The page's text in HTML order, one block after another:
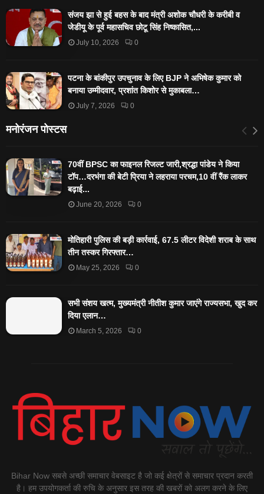
संजय झा से हुई बहस के बाद मंत्री अशोक चौधरी के करीबी व
जेडीयू के पूर्व महासचिव छोटू सिंह निष्कासित,...
July 10, 2026 0
पटना के बांकीपुर उपचुनाव के लिए BJP ने अभिषेक कुमार को
बनाया उम्मीदवार, प्रशांत किशोर से मुकाबला…
July 7, 2026 0
मनोरंजन पोस्टस
70वीं BPSC का फाइनल रिजल्ट जारी,श्रद्धा पांडेय ने किया
टॉप…दरभंगा की बेटी प्रिया ने लहराया परचम,10 वीं रैंक लाकर
बढ़ाई...
June 20, 2026 0
मोतिहारी पुलिस की बड़ी कार्रवाई, 67.5 लीटर विदेशी शराब के साथ
तीन तस्कर गिरफ्तार…
May 25, 2026 0
सभी संशय खत्म, मुख्यमंत्री नीतीश कुमार जाएंगे राज्यसभा, खुद कर
दिया एलान…
March 5, 2026 0
Bihar Now सबसे अच्छी समाचार वेबसाइट है जो कई क्षेत्रों से समाचार प्रदान करती
है। हम उपयोगकर्ता की रुचि के अनुसार इस तरह की खबरों को अलग करने के लिए